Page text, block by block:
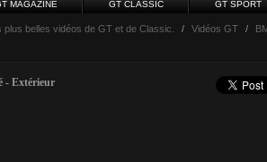
MAGAZINE GT CLASSIC GT SPORT
plus belles vidéos de GT et de Classic. / Vidéos GT /
- Extérieur